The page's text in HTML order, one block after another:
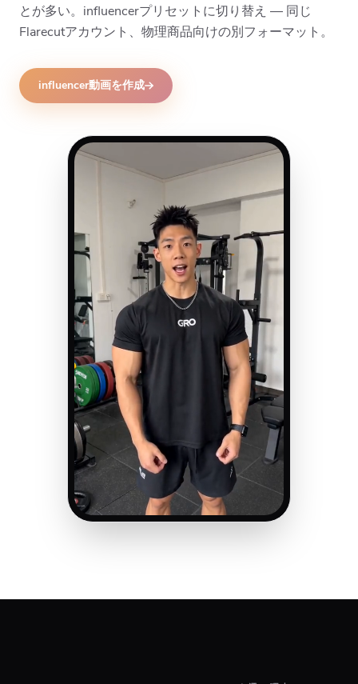
とが多い。influencerプリセットに切り替え — 同じ
Flarecutアカウント、物理商品向けの別フォーマット。
influencer動画を作成